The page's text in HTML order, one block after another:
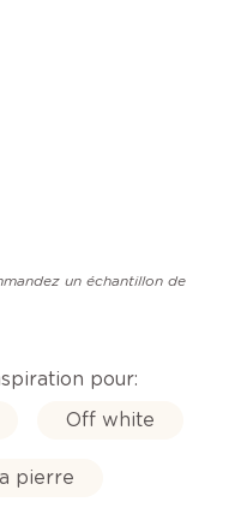
un échantillon de
pour:
Off white
pierre